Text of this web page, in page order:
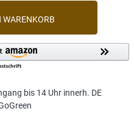
WARENKORB
bis 14 Uhr innerh. DE